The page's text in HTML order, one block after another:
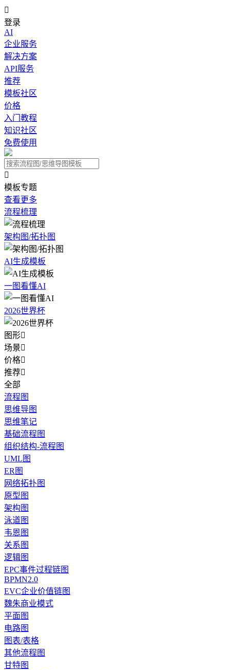

登录
AI
企业服务
解决方案
API服务
推荐
模板社区
价格
入门教程
知识社区
免费使用

模板专题
查看更多
流程梳理
架构图/拓扑图
AI生成模板
一图看懂AI
2026世界杯
图形
场景
价格
推荐
全部
流程图
思维导图
思维笔记
基础流程图
组织结构-流程图
UML图
ER图
网络拓扑图
原型图
架构图
泳道图
韦恩图
关系图
逻辑图
EPC事件过程链图
BPMN2.0
EVC企业价值链图
魏朱商业模式
平面图
电路图
图表/表格
其他流程图
甘特图